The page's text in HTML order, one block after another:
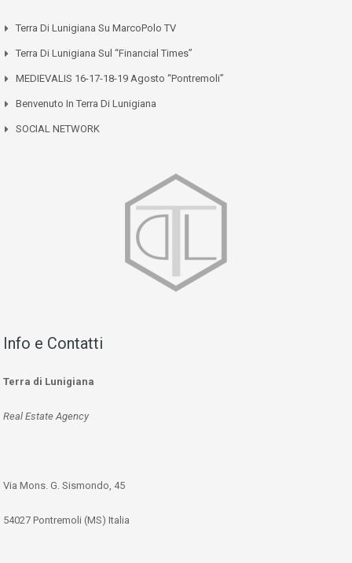
Terra Di Lunigiana Su MarcoPolo TV
Terra Di Lunigiana Sul “Financial Times”
MEDIEVALIS 16-17-18-19 Agosto “Pontremoli”
Benvenuto In Terra Di Lunigiana
SOCIAL NETWORK
Info e Contatti
Terra di Lunigiana
Real Estate Agency
Via Mons. G. Sismondo, 45
54027 Pontremoli (MS) Italia